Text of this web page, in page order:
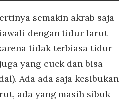
semakin akrab saja
dengan tidur larut
tidak terbiasa tidur
yang cuek dan bisa
Ada ada saja kesibukan
ada yang masih sibuk